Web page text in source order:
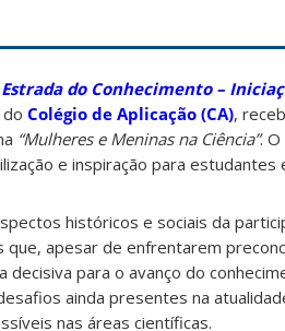
Estrada do Conhecimento –
Colégio de Aplicação (CA),
“Mulheres e Meninas na Ciência”.
e inspiração para estudantes
históricos e sociais da
apesar de enfrentarem
para o avanço do
ainda presentes na
nas áreas científicas.